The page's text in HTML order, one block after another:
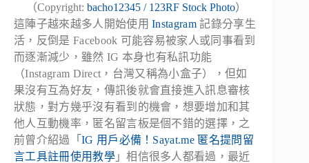
（Copyright: bacho12345 / 123RF Stock Photo）
這陣子越來越多人開始使用Instagram 記錄分享生
活，反倒是 Facebook 可能容易被家人或同事看到
而逐漸減少，雖然 IG 本身也有私訊功能
（Instagram Direct，台灣又稱為小盒子），但如
果沒有互為好友，傳訊後就會直接進入訊息審核
狀態，對方幾乎沒有看到的機會，想要增加和其
他人互動機率，匿名留言板是個不錯的選擇，之
前曾介紹過「 IG 用戶必備！Sayat.me 匿名提問留
言工具註冊使用教學」相信很多人都看過，最近